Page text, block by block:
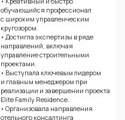
обучающийся профессионал
с широким управленческим
кругозором.
• Достигла экспертизы в ряде
направлений, включая
управление строительными
проектами.
• Выступала ключевым лидером
и главным менеджером при
реализации и завершении проекта
Elite Family Residence.
• Организовала направления
отельного консалтинга